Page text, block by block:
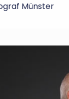
Münster